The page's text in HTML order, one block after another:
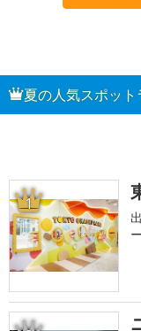
夏の人気スポッ
1